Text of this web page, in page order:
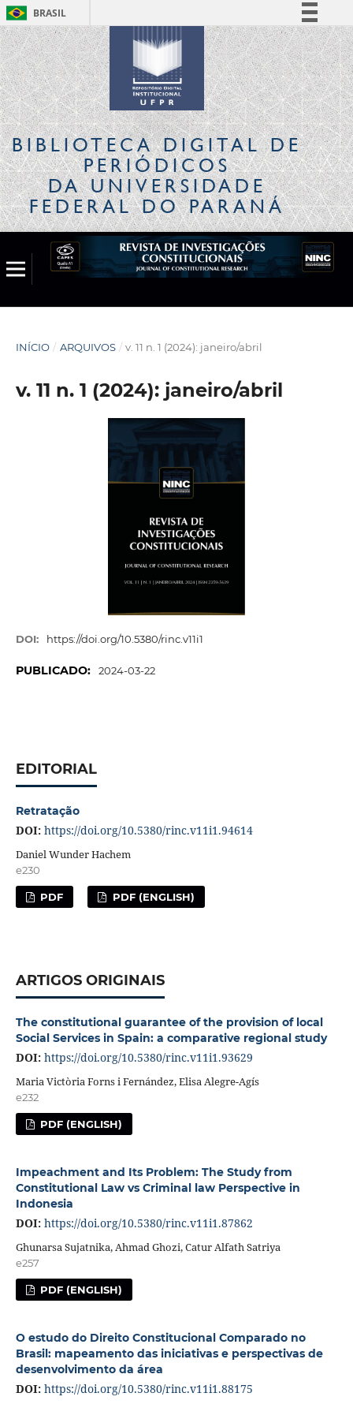
BRASIL
Simplifique!
Comunica BR
Participe
Acesso à informação
Legislação
Canais
BIBLIOTECA DIGITALDE
PERIÓDICOS
DA UNIVERSIDADE
FEDERAL DO PARANÁ
INÍCIO / ARQUIVOS / v. 11 n. 1 (2024): janeiro/abril
v. 11 n. 1 (2024): janeiro/abril
DOI: https://doi.org/10.5380/rinc.v11i1
PUBLICADO: 2024-03-22
EDITORIAL
Retratação
DOI: https://doi.org/10.5380/rinc.v11i1.94614
Daniel Wunder Hachem
e230
PDF PDF (ENGLISH)
ARTIGOS ORIGINAIS
The constitutional guarantee of the provision of local
Social Services in Spain: a comparative regional study
DOI: https://doi.org/10.5380/rinc.v11i1.93629
Maria Victòria Forns i Fernández, Elisa Alegre-Agís
e232
PDF (ENGLISH)
Impeachment and Its Problem: The Study from
Constitutional Law vs Criminal law Perspective in
Indonesia
DOI: https://doi.org/10.5380/rinc.v11i1.87862
Ghunarsa Sujatnika, Ahmad Ghozi, Catur Alfath Satriya
e257
PDF (ENGLISH)
O estudo do Direito Constitucional Comparado no
Brasil: mapeamento das iniciativas e perspectivas de
desenvolvimento da área
DOI: https://doi.org/10.5380/rinc.v11i1.88175